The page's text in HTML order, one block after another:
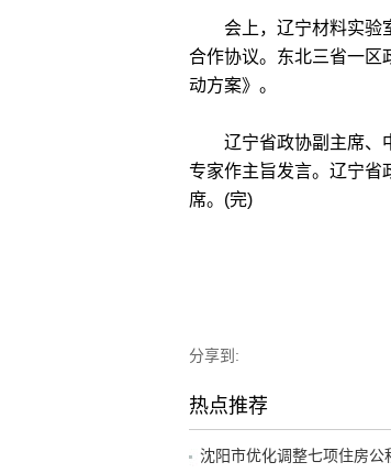
会上，辽宁材料实验室
合作协议。东北三省一区
动方案》。
辽宁省政协副主席、中
专家作主旨发言。辽宁省
席。(完)
分享到:
热点推荐
沈阳市优化调整七项住房公